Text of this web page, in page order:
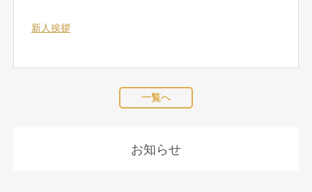
新人挨拶
一覧へ
お知らせ